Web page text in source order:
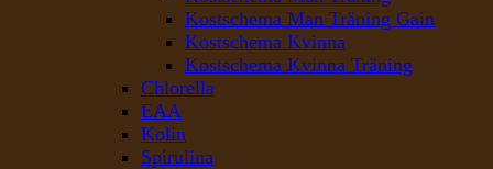
Kostschema Man Träning Gain
Kostschema Kvinna
Kostschema Kvinna Träning
Chlorella
EAA
Kolin
Spirulina